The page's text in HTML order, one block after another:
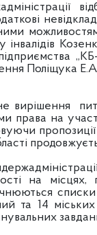
інвалідів
Поліщука
права на
на
та 14